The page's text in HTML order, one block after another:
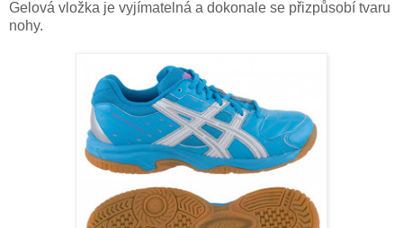
Gelová vložka je vyjímatelná a dokonale se přizpůsobí tvaru
nohy.